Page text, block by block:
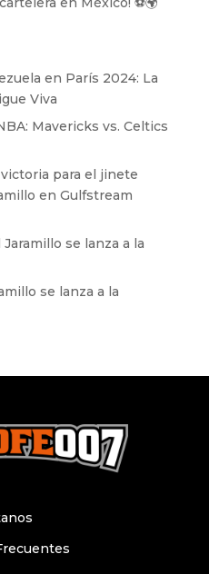
en París 2024: La
Viva
Mavericks vs. Celtics
victoria para el jinete
en Gulfstream
Jaramillo se lanza a la
se lanza a la